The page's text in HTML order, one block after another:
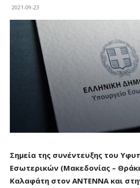
2021-09-23
Σημεία της συνέντευξης του
Εσωτερικών (Μακεδονίας –
Καλαφάτη στον ΑΝΤΕΝΝΑ και